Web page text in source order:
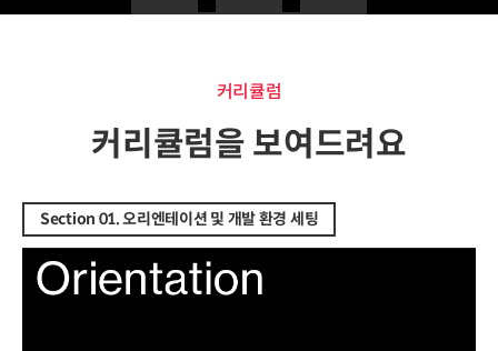
커리큘럼
커리큘럼을 보여드려요
Section 01. 오리엔테이션 및 개발 환경 세팅